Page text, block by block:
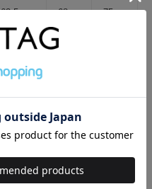
63.5cm 68cm 75cm
サイズの測り方について
あり